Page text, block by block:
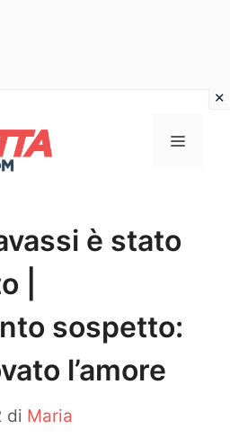
Menu
è stato
|
sospetto:
l’amore
di Maria